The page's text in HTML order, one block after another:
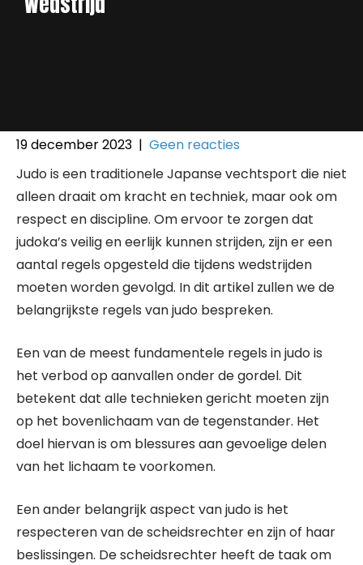
19 december 2023 | Geen reacties
Judo is een traditionele Japanse vechtsport die niet
alleen draait om kracht en techniek, maar ook om
respect en discipline. Om ervoor te zorgen dat
judoka’s veilig en eerlijk kunnen strijden, zijn er een
aantal regels opgesteld die tijdens wedstrijden
moeten worden gevolgd. In dit artikel zullen we de
belangrijkste regels van judo bespreken.
Een van de meest fundamentele regels in judo is
het verbod op aanvallen onder de gordel. Dit
betekent dat alle technieken gericht moeten zijn
op het bovenlichaam van de tegenstander. Het
doel hiervan is om blessures aan gevoelige delen
van het lichaam te voorkomen.
Een ander belangrijk aspect van judo is het
respecteren van de scheidsrechter en zijn of haar
beslissingen. De scheidsrechter heeft de taak om